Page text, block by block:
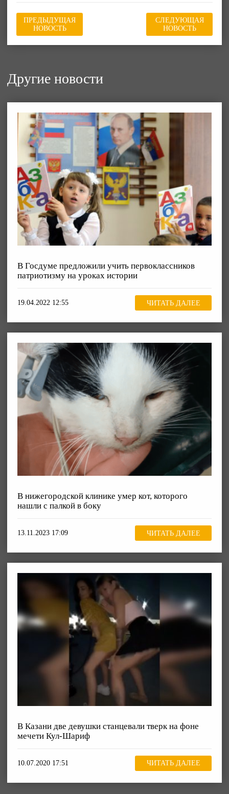
ПРЕДЫДУЩАЯ
НОВОСТЬ
СЛЕДУЮЩАЯ
НОВОСТЬ
Другие новости
В Госдуме предложили учить первоклассников
патриотизму на уроках истории
19.04.2022 12:55 ЧИТАТЬ ДАЛЕЕ
В нижегородской клинике умер кот, которого
нашли с палкой в боку
13.11.2023 17:09 ЧИТАТЬ ДАЛЕЕ
В Казани две девушки станцевали тверк на фоне
мечети Кул-Шариф
10.07.2020 17:51 ЧИТАТЬ ДАЛЕЕ